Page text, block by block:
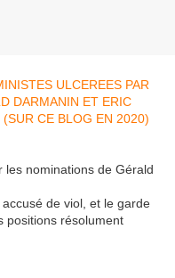
les nominations de Gérald
de viol, et le garde
positions résolument